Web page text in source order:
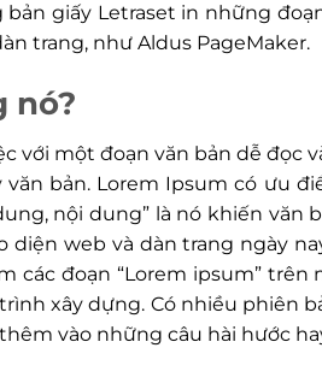
giấy Letraset in những
trang, như Aldus PageMaker.
nó?
với một đoạn văn bản dễ đọc
bản. Lorem Ipsum có ưu
nội dung” là nó khiến
web và dàn trang ngày
các đoạn “Lorem ipsum”
xây dựng. Có nhiều phiên
vào những câu hài hước